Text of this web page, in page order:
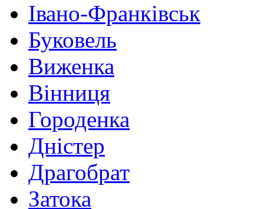
Івано-Франківськ
Буковель
Виженка
Вінниця
Городенка
Дністер
Драгобрат
Затока